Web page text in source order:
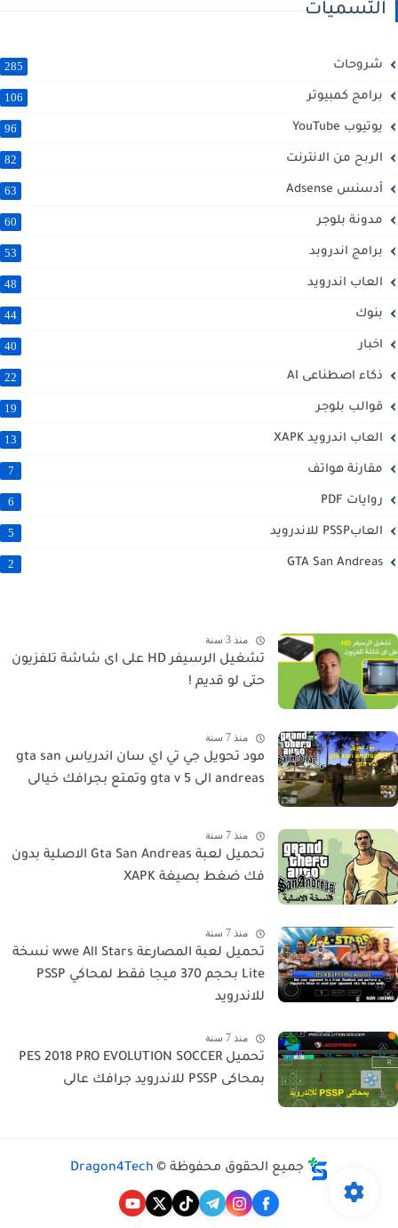
التسميات
شروحات 285
برامج كمبيوتر 106
يوتيوب YouTube 96
الربح من الانترنت 82
أدسنس Adsense 63
مدونة بلوجر 60
برامج اندروبد 53
العاب اندرويد 48
بنوك 44
اخبار 40
ذكاء اصطناعى AI 22
قوالب بلوجر 19
العاب اندرويد XAPK 13
مقارنة هواتف 7
روايات PDF 6
العابPSSP للاندرويد 5
GTA San Andreas
2
منذ 3 سنة
تشغيل الرسيفر HD على اى شاشة تلفزيون
حتى لو قديم !
منذ 7 سنة
مود تحويل جي تي اي سان اندرياس gta san
andreas الى gta v 5 وتمتع بجرافك خيالى
منذ 7 سنة
تحميل لعبة Gta San Andreas الاصلية بدون
فك ضغط بصيغة XAPK
منذ 7 سنة
تحميل لعبة المصارعة wwe All Stars نسخة
Lite بحجم 370 ميجا فقط لمحاكي PSSP
للاندرويد
منذ 7 سنة
تحميل PES 2018 PRO EVOLUTION SOCCER
بمحاكى PSSP للاندرويد جرافك عالى
جميع الحقوق محفوظة © Dragon4Tech